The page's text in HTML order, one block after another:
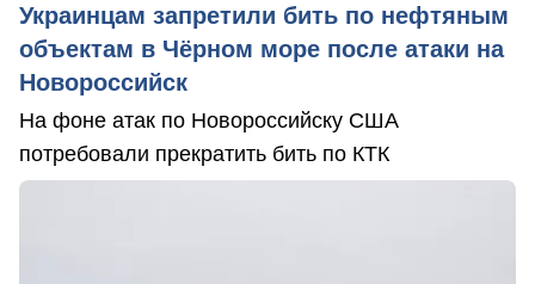
Украинцам запретили бить по нефтяным
объектам в Чёрном море после атаки на
Новороссийск
На фоне атак по Новороссийску США
потребовали прекратить бить по КТК